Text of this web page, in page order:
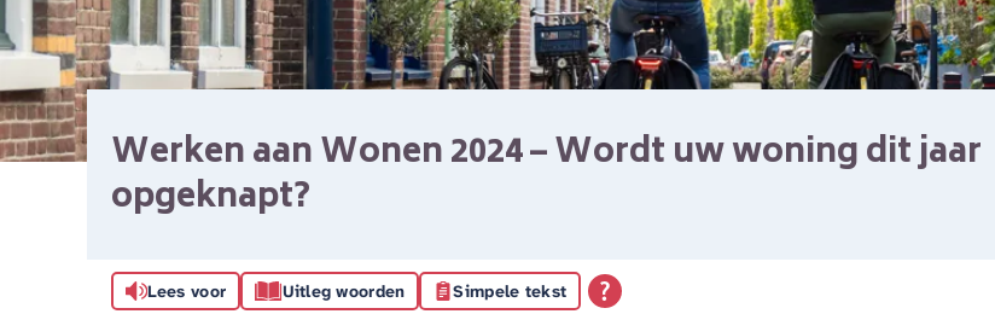
Werken aan Wonen 2024 – Wordt uw woning dit jaar
opgeknapt?
Lees voor Uitleg woorden Simpele tekst